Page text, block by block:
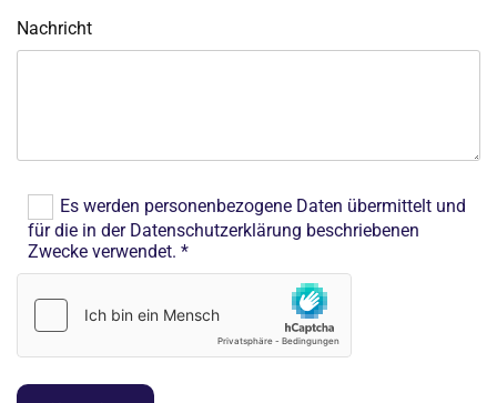
Nachricht
Es werden personenbezogene Daten übermittelt und
für die in der Datenschutzerklärung beschriebenen
Zwecke verwendet. *